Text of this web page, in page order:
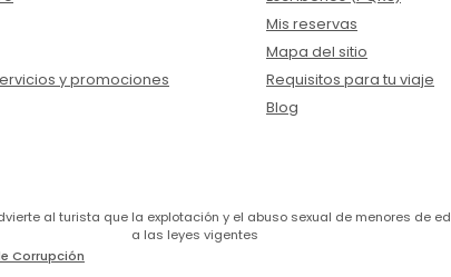
y promociones
Mis reservas
Mapa del sitio
Requisitos para tu viaje
Blog
al turista que la explotación y el abuso sexual de menores
a las leyes vigentes
Corrupción